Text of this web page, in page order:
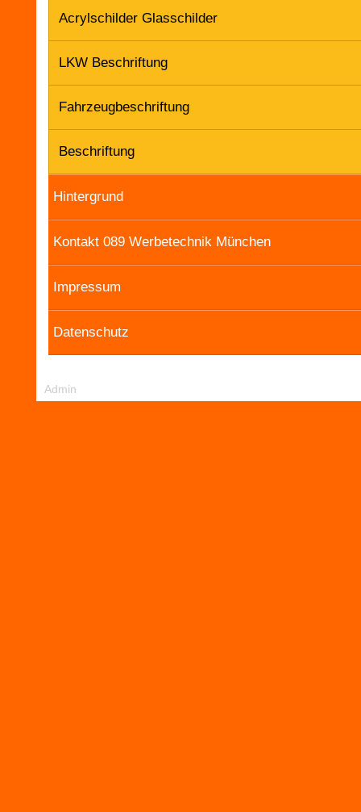
Acrylschilder Glasschilder
LKW Beschriftung
Fahrzeugbeschriftung
Beschriftung
Hintergrund
Kontakt 089 Werbetechnik München
Impressum
Datenschutz
Admin